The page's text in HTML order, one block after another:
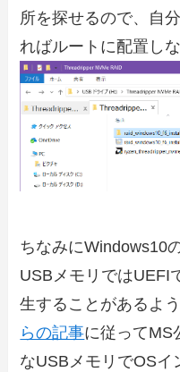
所を探せるので、自
ればルートに配置し
ちなみにWindows10
USBメモリではUEFI
生することがあるよ
らの記事に従ってMS
なUSBメモリでOSイ